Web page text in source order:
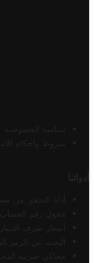
سياسة الخصوصية
شروط وأحكام
أدواتنا
أداة التحقق من
محول رقم الحساب
أسعار صرف
البحث عن الرمز
محاكي ضريبة